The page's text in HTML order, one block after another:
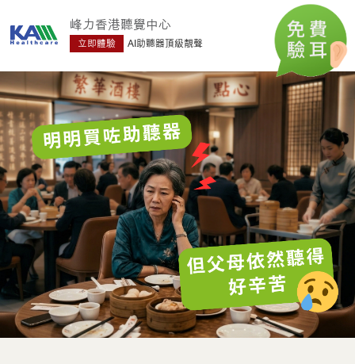
峰力香港聽覺中心
立即體驗 AI助聽器頂級靚聲